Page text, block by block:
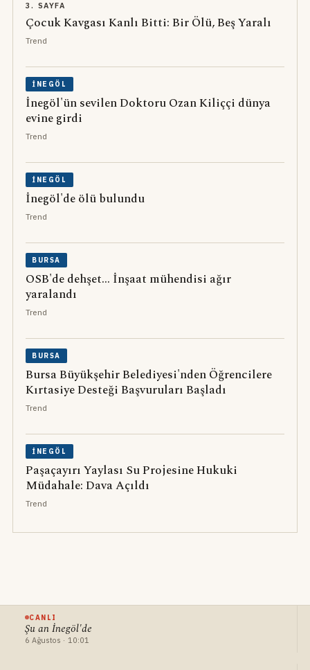
3. SAYFA
Çocuk Kavgası Kanlı Bitti: Bir Ölü, Beş Yaralı
Trend
İNEGÖL
İnegöl'ün sevilen Doktoru Ozan Kiliççi dünya
evine girdi
Trend
İNEGÖL
İnegöl'de ölü bulundu
Trend
BURSA
OSB'de dehşet... İnşaat mühendisi ağır
yaralandı
Trend
BURSA
Bursa Büyükşehir Belediyesi'nden Öğrencilere
Kırtasiye Desteği Başvuruları Başladı
Trend
İNEGÖL
Paşaçayırı Yaylası Su Projesine Hukuki
Müdahale: Dava Açıldı
Trend
CANLI
Şu an İnegöl'de
6 Ağustos · 10:01